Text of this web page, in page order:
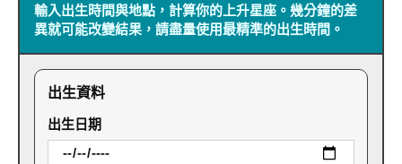
輸入出生時間與地點，計算你的上升星座。幾分鐘的差
異就可能改變結果，請盡量使用最精準的出生時間。
出生資料
出生日期